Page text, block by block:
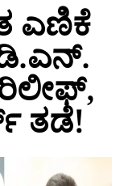
ಎಣಿಕೆ
ತಡೆ!